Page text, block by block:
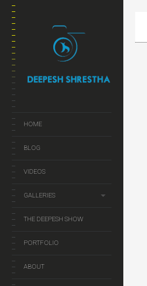
HOME
BLOG
VIDEOS
GALLERIES
THE DEEPESH SHOW
PORTFOLIO
ABOUT